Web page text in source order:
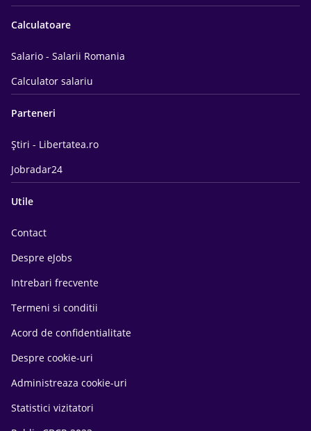
Calculatoare
Salario - Salarii Romania
Calculator salariu
Parteneri
Știri - Libertatea.ro
Jobradar24
Utile
Contact
Despre eJobs
Intrebari frecvente
Termeni si conditii
Acord de confidentialitate
Despre cookie-uri
Administreaza cookie-uri
Statistici vizitatori